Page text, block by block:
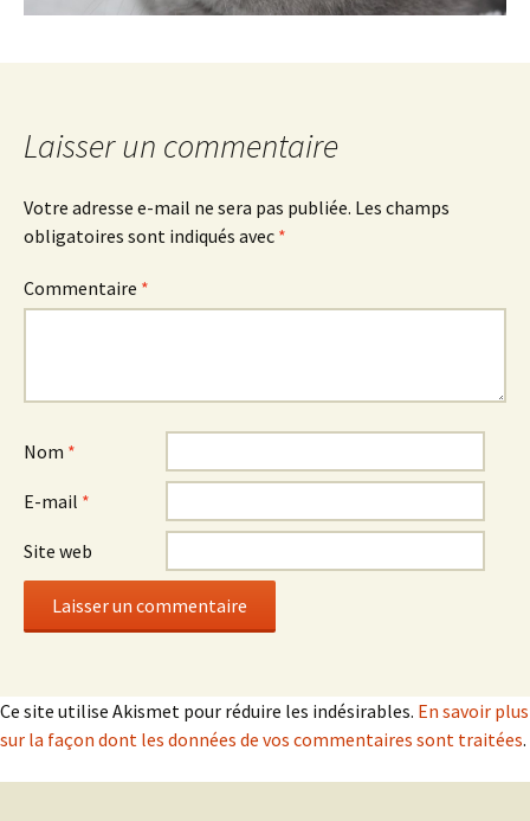
Laisser un commentaire
Votre adresse e-mail ne sera pas publiée. Les champs
obligatoires sont indiqués avec *
Commentaire *
Nom *
E-mail *
Site web
Ce site utilise Akismet pour réduire les indésirables. En savoir plus
sur la façon dont les données de vos commentaires sont traitées.